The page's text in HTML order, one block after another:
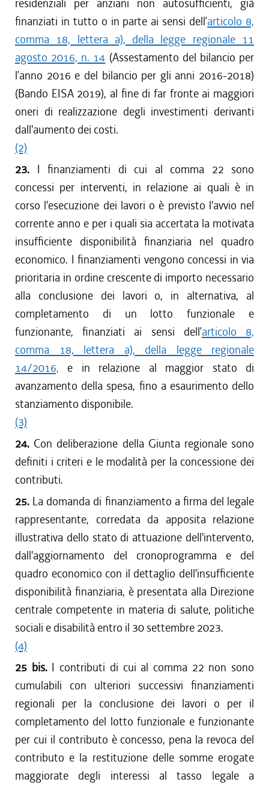
residenziali per anziani non autosufficienti, già
finanziati in tutto o in parte ai sensi dell’articolo 8,
comma 18, lettera a), della legge regionale 11
agosto 2016, n. 14 (Assestamento del bilancio per
l’anno 2016 e del bilancio per gli anni 2016-2018)
(Bando EISA 2019), al fine di far fronte ai maggiori
oneri di realizzazione degli investimenti derivanti
dall'aumento dei costi.
(2)
23. I finanziamenti di cui al comma 22 sono
concessi per interventi, in relazione ai quali è in
corso l'esecuzione dei lavori o è previsto l'avvio nel
corrente anno e per i quali sia accertata la motivata
insufficiente disponibilità finanziaria nel quadro
economico. I finanziamenti vengono concessi in via
prioritaria in ordine crescente di importo necessario
alla conclusione dei lavori o, in alternativa, al
completamento di un lotto funzionale e
funzionante, finanziati ai sensi dell’articolo 8,
comma 18, lettera a), della legge regionale
14/2016, e in relazione al maggior stato di
avanzamento della spesa, fino a esaurimento dello
stanziamento disponibile.
(3)
24. Con deliberazione della Giunta regionale sono
definiti i criteri e le modalità per la concessione dei
contributi.
25. La domanda di finanziamento a firma del legale
rappresentante, corredata da apposita relazione
illustrativa dello stato di attuazione dell'intervento,
dall'aggiornamento del cronoprogramma e del
quadro economico con il dettaglio dell'insufficiente
disponibilità finanziaria, è presentata alla Direzione
centrale competente in materia di salute, politiche
sociali e disabilità entro il 30 settembre 2023.
(4)
25 bis. I contributi di cui al comma 22 non sono
cumulabili con ulteriori successivi finanziamenti
regionali per la conclusione dei lavori o per il
completamento del lotto funzionale e funzionante
per cui il contributo è concesso, pena la revoca del
contributo e la restituzione delle somme erogate
maggiorate degli interessi al tasso legale a